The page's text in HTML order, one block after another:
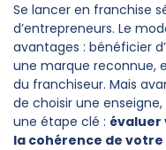
Se lancer en franchise
d’entrepreneurs. Le
avantages : bénéficier
une marque reconnue,
du franchiseur. Mais
de choisir une
une étape clé : évaluer
la cohérence de